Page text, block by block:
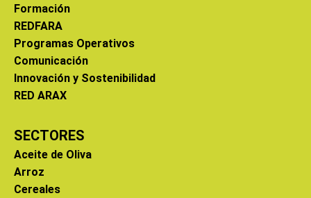
Formación
REDFARA
Programas Operativos
Comunicación
Innovación y Sostenibilidad
RED ARAX
SECTORES
Aceite de Oliva
Arroz
Cereales